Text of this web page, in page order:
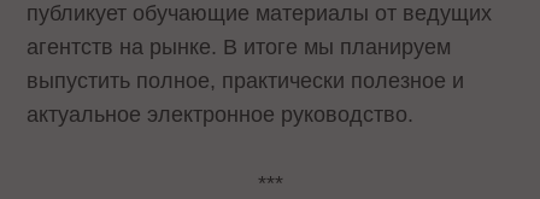
публикует обучающие материалы от ведущих
агентств на рынке. В итоге мы планируем
выпустить полное, практически полезное и
актуальное электронное руководство.
***